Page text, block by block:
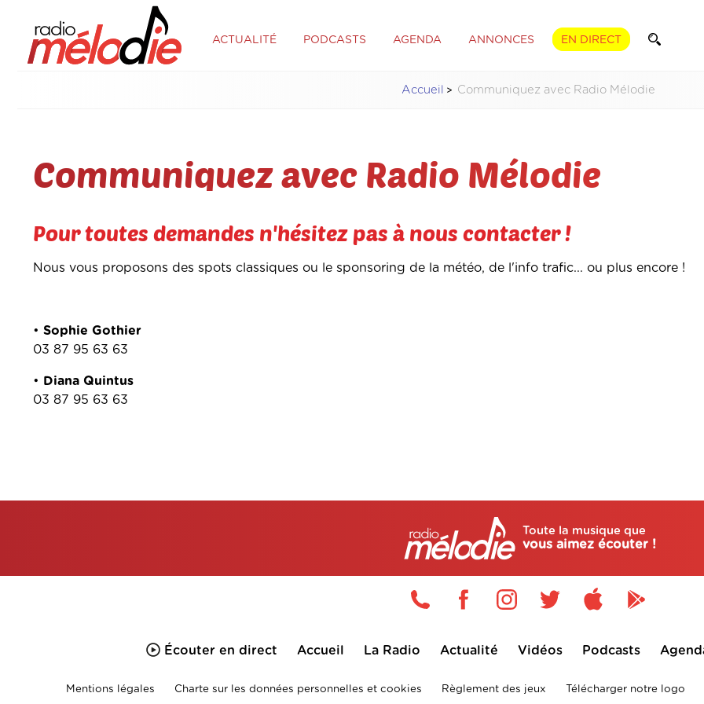
ACTUALITÉ PODCASTS AGENDA ANNONCES EN DIRECT
Accueil Communiquez avec Radio Mélodie
Communiquez avec Radio Mélodie
Pour toutes demandes n'hésitez pas à nous contacter !
Nous vous proposons des spots classiques ou le sponsoring de la météo, de l'info trafic... ou plus encore !
• Sophie Gothier
03 87 95 63 63
• Diana Quintus
03 87 95 63 63
Toute la musique que
vous aimez écouter !
Écouter en direct Accueil La Radio Actualité Vidéos Podcasts
Mentions légales Charte sur les données personnelles et cookies Règlement des jeux Télécharger notre logo